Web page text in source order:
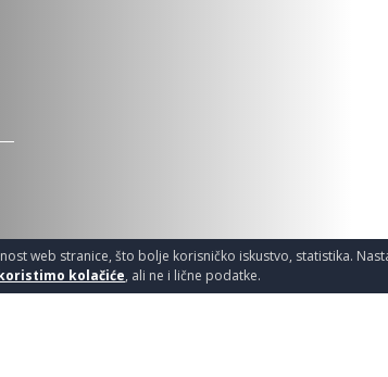
web stranice, što bolje korisničko iskustvo, statistika.
kolačiće, ali ne i lične podatke.